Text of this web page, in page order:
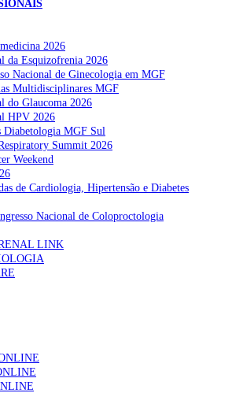
recorreram aos cheques psicólogo e
mês 7 de Agosto, 2026
cirurgia endoscópica do ouvido com
Portugal 7 de Agosto, 2026
esclarecimentos sobre eventual gestão
Algarve 7 de Agosto, 2026
alerta para riscos no novo sistema de acesso
os médicos de que precisa?
Forense. “Da urgência ao tribunal, cada
e cada profissional faz a diferença”
2026
da Esquizofrenia 2026
Nacional de Ginecologia em MGF
Multidisciplinares MGF
do Glaucoma 2026
HPV 2026
Diabetologia MGF Sul
Summit 2026
Weekend
de Cardiologia, Hipertensão e Diabetes
Nacional de Coloproctologia
LINK